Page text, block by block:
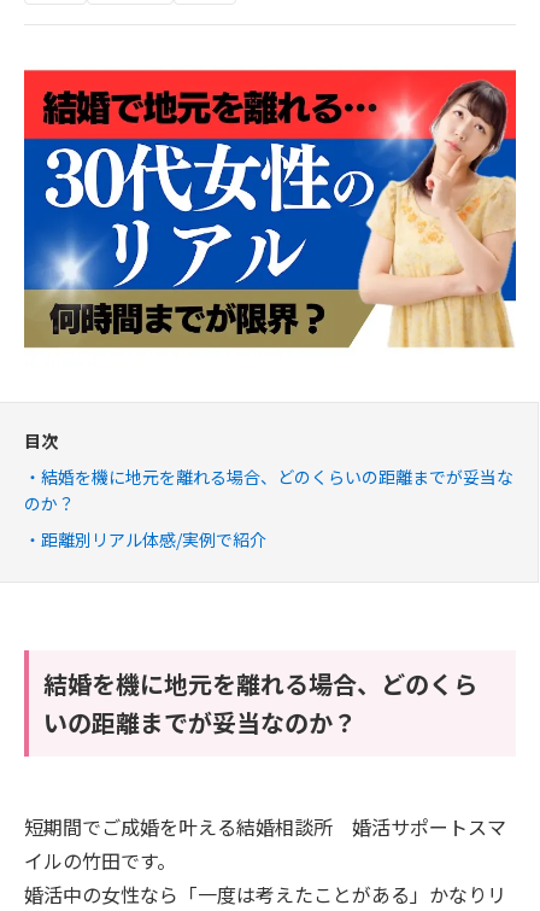
目次
結婚を機に地元を離れる場合、どのくらいの距離までが妥当な
のか？
距離別リアル体感/実例で紹介
結婚を機に地元を離れる場合、どのくら
いの距離までが妥当なのか？
短期間でご成婚を叶える結婚相談所 婚活サポートスマ
イルの竹田です。
婚活中の女性なら「一度は考えたことがある」かなりリ